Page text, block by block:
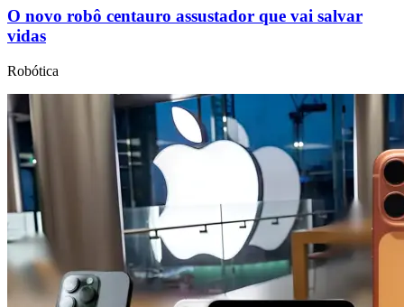
O novo robô centauro assustador que vai salvar
vidas
Robótica